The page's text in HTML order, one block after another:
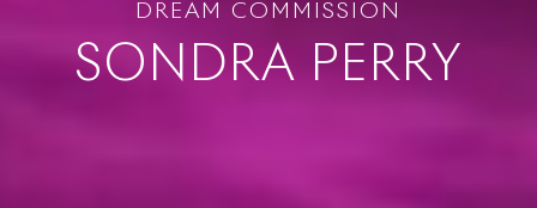
DREAM COMMISSION
SONDRA PERRY